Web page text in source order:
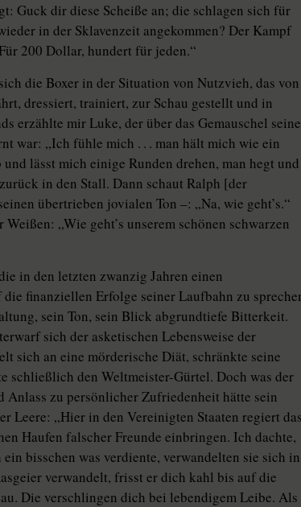
Guck dir diese Scheiße an; die schlagen sich für
in der Sklavenzeit angekommen? Der Kampf
200 Dollar, hundert für jeden.“
die Boxer in der Situation von Nutzvieh, das von
dressiert, trainiert, zur Schau gestellt und in
erzählte mir Luke, der über das Gemauschel
war: „Ich fühle mich . . . man hält mich wie ein
lässt mich einige Runden drehen, man hegt und
in den Stall. Dann schaut Ralph [der
übertrieben jovialen Ton –: „Na, wie geht’s.“
„Wie geht’s unserem schönen schwarzen
in den letzten zwanzig Jahren einen
finanziellen Erfolge seiner Laufbahn zu
sein Ton, sein Blick abgrundtiefe Bitterkeit.
sich der asketischen Lebensweise der
sich an eine mörderische Diät, schränkte seine
schließlich den Weltmeister-Gürtel. Doch was der
zu persönlicher Zufriedenheit hätte sein
Leere: „Hier in den Vereinigten Staaten regiert das
Haufen falscher Freunde einbringen. Ich dachte,
bisschen was verdiente, verwandelten sie sich in
verwandelt, frisst er dich kahl bis auf die
Die verschlingen dich bei lebendigem Leibe. Als